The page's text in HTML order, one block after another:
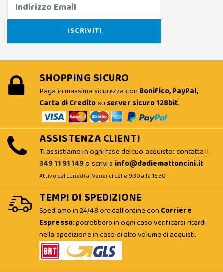
SHOPPING SICURO
Paga in massima sicurezza con Bonifico, PayPal,
Carta di Creditosu server sicuro 128bit.
ASSISTENZA CLIENTI
Ti assistiamo in ogni fase del tuo acquisto: contatta il
349 11 91 149o scrivi a info@dadiemattoncini.it
Attivo dal Lunedì al Venerdì dalle 9:30 alle 16:30
TEMPI DI SPEDIZIONE
Spediamo in 24/48 ore dall'ordine con Corriere
Espresso; potrebbero in ogni caso verificarsi ritardi
nella spedizione in caso di alto volume di acquisti.